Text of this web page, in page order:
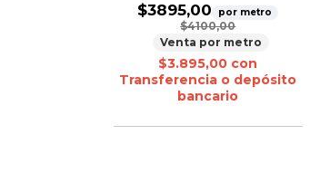
$3895,00 por metro
$4100,00
Venta por metro
$3.895,00 con
Transferencia o depósito
bancario